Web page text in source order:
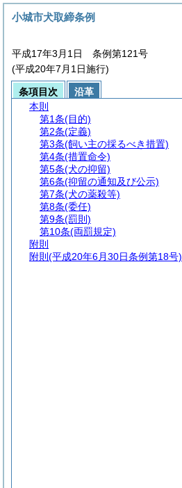
小城市犬取締条例
平成17年3月1日 条例第121号
(平成20年7月1日施行)
条項目次
沿革
本則
第1条(目的)
第2条(定義)
第3条(飼い主の採るべき措置)
第4条(措置命令)
第5条(犬の抑留)
第6条(抑留の通知及び公示)
第7条(犬の薬殺等)
第8条(委任)
第9条(罰則)
第10条(両罰規定)
附則
附則 (平成20年6月30日条例第18号)